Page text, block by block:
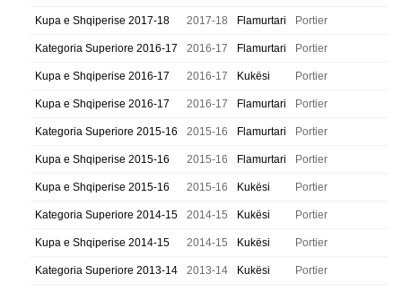
Kupa e Shqiperise 2017-18 2017-18 Flamurtari Portier
Kategoria Superiore 2016-17 2016-17 Flamurtari Portier
Kupa e Shqiperise 2016-17 2016-17 Kukësi Portier
Kupa e Shqiperise 2016-17 2016-17 Flamurtari Portier
Kategoria Superiore 2015-16 2015-16 Flamurtari Portier
Kupa e Shqiperise 2015-16 2015-16 Flamurtari Portier
Kupa e Shqiperise 2015-16 2015-16 Kukësi Portier
Kategoria Superiore 2014-15 2014-15 Kukësi Portier
Kupa e Shqiperise 2014-15 2014-15 Kukësi Portier
Kategoria Superiore 2013-14 2013-14 Kukësi Portier